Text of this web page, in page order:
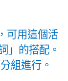
可用這個活
」的搭配。
組進行。